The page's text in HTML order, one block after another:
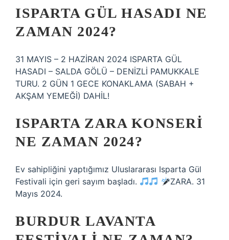
ISPARTA GÜL HASADI NE
ZAMAN 2024?
31 MAYIS – 2 HAZİRAN 2024 ISPARTA GÜL
HASADI – SALDA GÖLÜ – DENİZLİ PAMUKKALE
TURU. 2 GÜN 1 GECE KONAKLAMA (SABAH +
AKŞAM YEMEĞİ) DAHİL!
ISPARTA ZARA KONSERI
NE ZAMAN 2024?
Ev sahipliğini yaptığımız Uluslararası Isparta Gül
Festivali için geri sayım başladı.
ZARA. 31
Mayıs 2024.
BURDUR LAVANTA